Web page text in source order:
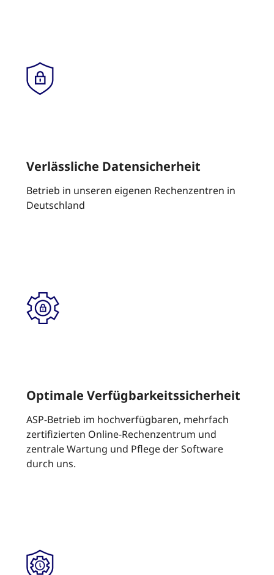
Verlässliche Datensicherheit
Betrieb in unseren eigenen Rechenzentren in
Deutschland
Optimale Verfügbarkeitssicherheit
ASP-Betrieb im hochverfügbaren, mehrfach
zertifizierten Online-Rechenzentrum und
zentrale Wartung und Pflege der Software
durch uns.